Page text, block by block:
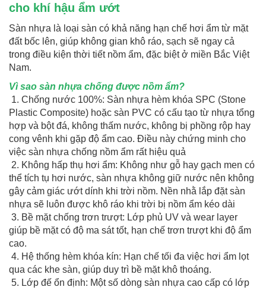
cho khí hậu ẩm ướt
Sàn nhựa là loại sàn có khả năng hạn chế hơi ẩm từ mặt
đất bốc lên, giúp không gian khô ráo, sạch sẽ ngay cả
trong điều kiện thời tiết nồm ẩm, đặc biệt ở miền Bắc Việt
Nam.
Vì sao sàn nhựa chống được nồm ẩm?
1. Chống nước 100%: Sàn nhựa hèm khóa SPC (Stone
Plastic Composite) hoặc sàn PVC có cấu tạo từ nhựa tổng
hợp và bột đá, không thấm nước, không bị phồng rộp hay
cong vênh khi gặp độ ẩm cao. Điều này chứng minh cho
việc sàn nhựa chống nồm ẩm rất hiệu quả
2. Không hấp thụ hơi ẩm: Không như gỗ hay gạch men có
thể tích tụ hơi nước, sàn nhựa không giữ nước nên không
gây cảm giác ướt dính khi trời nồm. Nền nhằ lắp đặt sàn
nhựa sẽ luôn được khô ráo khi trời bị nồm ẩm kéo dài
3. Bề mặt chống trơn trượt: Lớp phủ UV và wear layer
giúp bề mặt có độ ma sát tốt, hạn chế trơn trượt khi độ ẩm
cao.
4. Hệ thống hèm khóa kín: Hạn chế tối đa việc hơi ẩm lọt
qua các khe sàn, giúp duy trì bề mặt khô thoáng.
5. Lớp đế ổn định: Một số dòng sàn nhựa cao cấp có lớp